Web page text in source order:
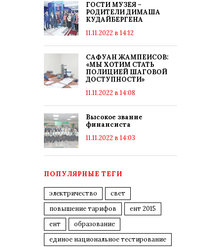
ГОСТИ МУЗЕЯ –
РОДИТЕЛИ ДИМАША
КУДАЙБЕРГЕНА
11.11.2022 в 14:12
САФУАН ЖАМПЕИСОВ:
«МЫ ХОТИМ СТАТЬ
ПОЛИЦИЕЙ ШАГОВОЙ
ДОСТУПНОСТИ»
11.11.2022 в 14:08
Высокое звание
финансиста
11.11.2022 в 14:03
ПОПУЛЯРНЫЕ ТЕГИ
электричество
свет
повышение тарифов
ент 2015
ент
образование
единое национальное тестирование